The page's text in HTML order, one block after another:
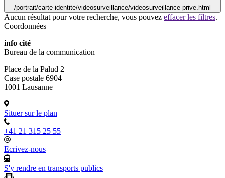
/portrait/carte-identite/videosurveillance/videosurveillance-prive.html
Aucun résultat pour votre recherche, vous pouvez effacer les filtres.
Coordonnées
info cité
Bureau de la communication
Place de la Palud 2
Case postale 6904
1001 Lausanne
Situer sur le plan
+41 21 315 25 55
Ecrivez-nous
S'y rendre en transports publics